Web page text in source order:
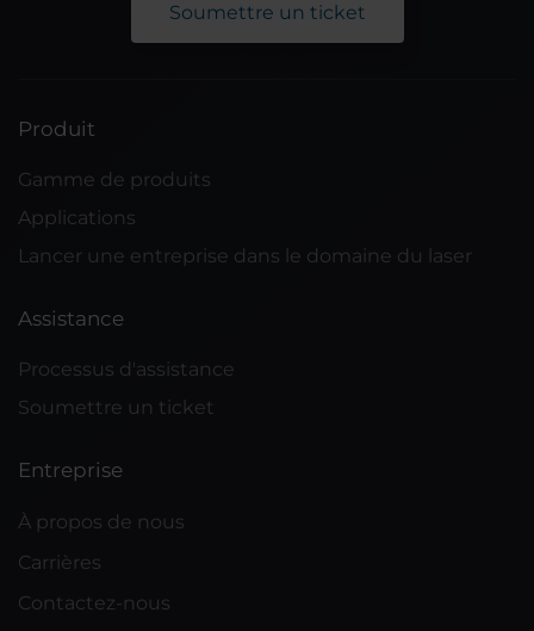
Soumettre un ticket
Produit
Gamme de produits
Applications
Lancer une entreprise dans le domaine du laser
Assistance
Processus d'assistance
Soumettre un ticket
Entreprise
À propos de nous
Carrières
Contactez-nous